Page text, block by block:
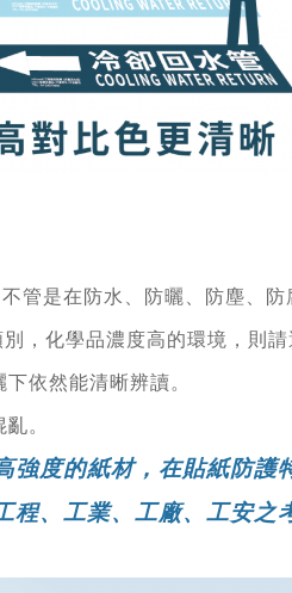
管是在防水、防曬、防塵、
，化學品濃度高的環境，則請
依然能清晰辨讀。
。
強度的紙材，在貼紙防
、工業、工廠、工安之